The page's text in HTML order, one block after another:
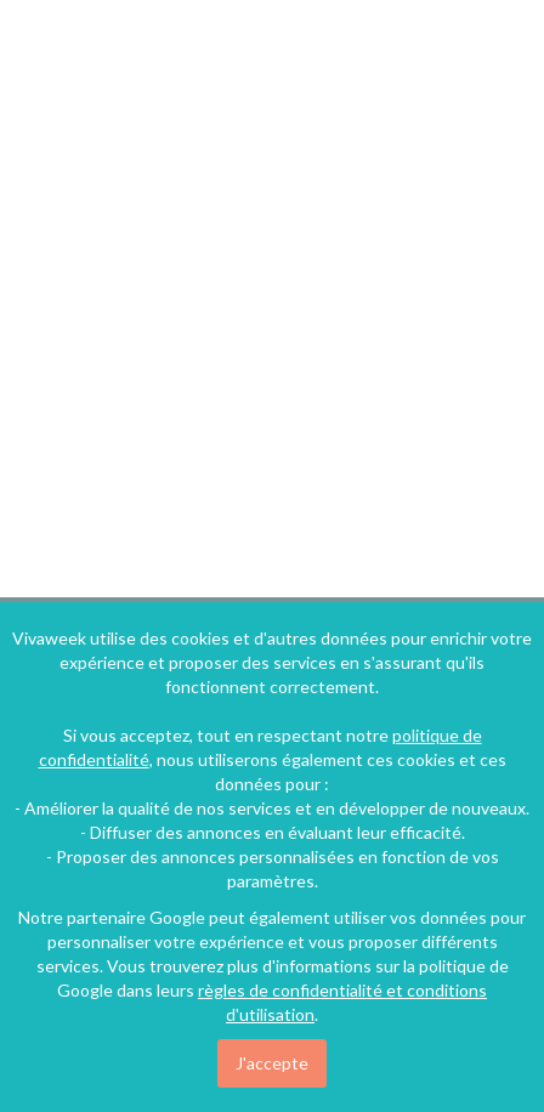
Locations à moitié prix !
Inscrivez-vous à nos
bons plans vacances
Vivaweek utilise des cookies et d'autres données pour enrichir votre
expérience et proposer des services en s'assurant qu'ils
fonctionnent correctement.
Si vous acceptez, tout en respectant notrepolitique de
confidentialité, nous utiliserons également ces cookies et ces
données pour :
- Améliorer la qualité de nos services et en développer de nouveaux.
- Diffuser des annonces en évaluant leur efficacité.
- Proposer des annonces personnalisées en fonction de vos
paramètres.
Notre partenaire Google peut également utiliser vos données pour
personnaliser votre expérience et vous proposer différents
services. Vous trouverez plus d'informations sur la politique de
Google dans leurs règles de confidentialité et conditions
d'utilisation.
J'accepte